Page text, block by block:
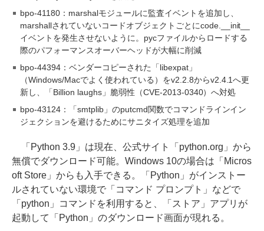
bpo-41180：marshalモジュールに監査イベントを追加し、
marshallされていないコードオブジェクトごとにcode.__init__
イベントを発生させないように。pycファイルからロードする
際のパフォーマンスオーバーヘッドが大幅に削減
bpo-44394：ベンダーコピーされた「libexpat」
（Windows/Macでよく使われている）をv2.2.8からv2.4.1へ更
新し、「Billion laughs」脆弱性（CVE-2013-0340）へ対処
bpo-43124：「smtplib」のputcmd関数でコマンドラインイン
ジェクションを避けるためにサニタイズ処理を追加
「Python 3.9」は現在、公式サイト「python.org」から
無償でダウンロード可能。Windows 10の場合は「Micros
oft Store」からも入手できる。「Python」がインストー
ルされていない環境で「コマンド プロンプト」などで
「python」コマンドを利用すると、「ストア」アプリが
起動して「Python」のダウンロード画面が現れる。